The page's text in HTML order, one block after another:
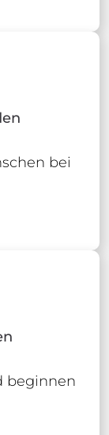
bei
beginnen